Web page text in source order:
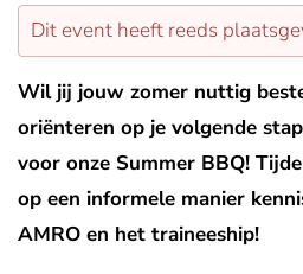
Dit event heeft reeds
Wil jij jouw zomer nuttig
oriënteren op je volgende
voor onze Summer BBQ!
op een informele manier
AMRO en het traineeship!